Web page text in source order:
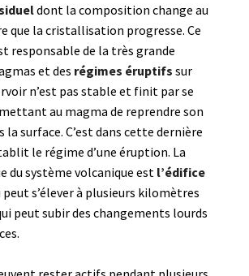
dont la composition change au
que la cristallisation progresse. Ce
responsable de la très grande
et des régimes éruptifs sur
n’est pas stable et finit par se
au magma de reprendre son
la surface. C’est dans cette dernière
le régime d’une éruption. La
du système volcanique est l’édifice
s’élever à plusieurs kilomètres
peut subir des changements lourds